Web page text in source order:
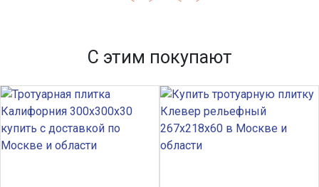
С этим покупают